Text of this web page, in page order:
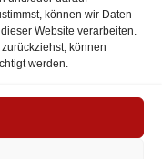
können wir Daten
Website verarbeiten.
können
werden.
Sie uns auf
Social-Media-